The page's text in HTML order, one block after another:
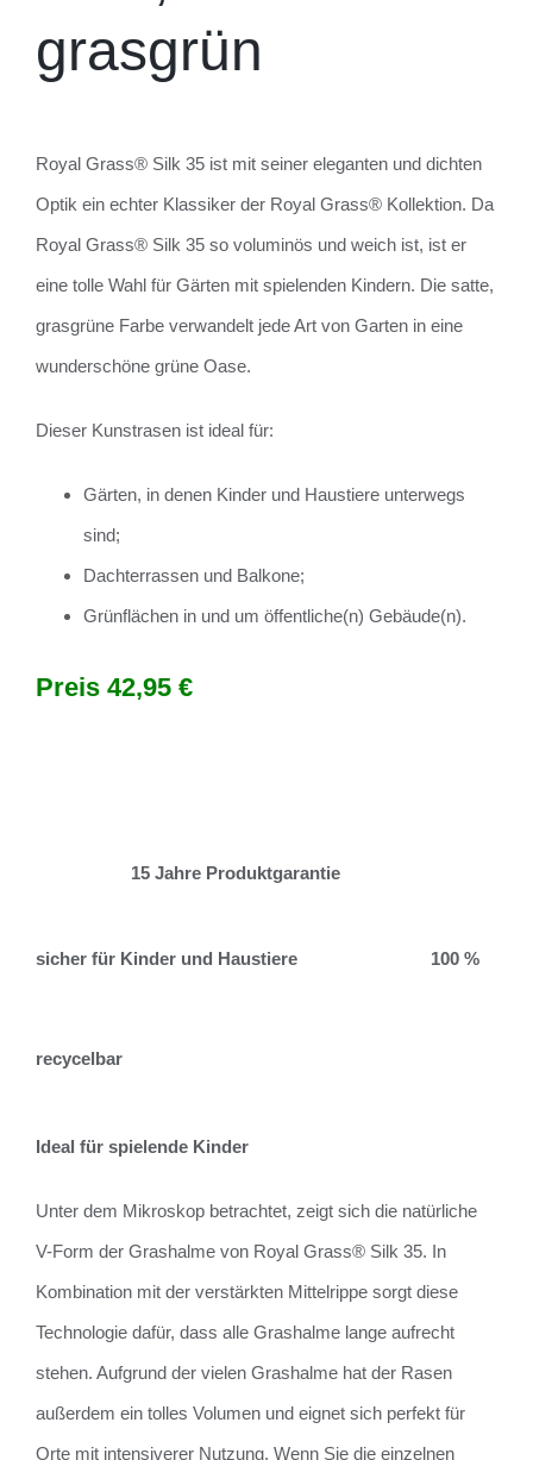
grasgrün
Royal Grass® Silk 35 ist mit seiner eleganten und dichten
Optik ein echter Klassiker der Royal Grass® Kollektion. Da
Royal Grass® Silk 35 so voluminös und weich ist, ist er
eine tolle Wahl für Gärten mit spielenden Kindern. Die satte,
grasgrüne Farbe verwandelt jede Art von Garten in eine
wunderschöne grüne Oase.
Dieser Kunstrasen ist ideal für:
Gärten, in denen Kinder und Haustiere unterwegs
sind;
Dachterrassen und Balkone;
Grünflächen in und um öffentliche(n) Gebäude(n).
Preis 42,95 €
15 Jahre Produktgarantie
sicher für Kinder und Haustiere 100 %
recycelbar
Ideal für spielende Kinder
Unter dem Mikroskop betrachtet, zeigt sich die natürliche
V-Form der Grashalme von Royal Grass® Silk 35. In
Kombination mit der verstärkten Mittelrippe sorgt diese
Technologie dafür, dass alle Grashalme lange aufrecht
stehen. Aufgrund der vielen Grashalme hat der Rasen
außerdem ein tolles Volumen und eignet sich perfekt für
Orte mit intensiverer Nutzung. Wenn Sie die einzelnen